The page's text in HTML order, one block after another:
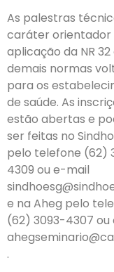
As palestras
caráter orientador
aplicação da NR 32
demais normas
para os
de saúde. As
estão abertas e
ser feitas no
pelo telefone (62)
4309 ou e-mail
e na Aheg pelo
(62) 3093-4307
.